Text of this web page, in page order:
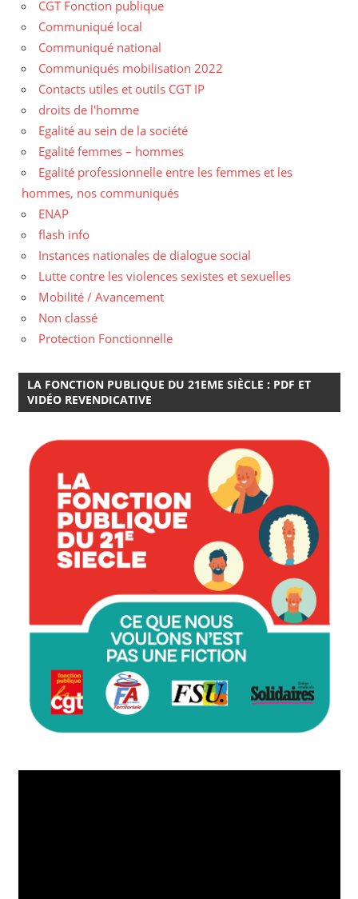
CGT Fonction publique
Communiqué local
Communiqué national
Communiqués mobilisation 2022
Contacts utiles et outils CGT IP
droits de l'homme
Egalité au sein de la société
Egalité femmes – hommes
Egalité professionnelle entre les femmes et les
hommes, nos communiqués
ENAP
flash info
Instances nationales de dialogue social
Lutte contre les violences sexistes et sexuelles
Mobilité / Avancement
Non classé
Protection Fonctionnelle
LA FONCTION PUBLIQUE DU 21EME SIÈCLE : PDF ET
VIDÉO REVENDICATIVE